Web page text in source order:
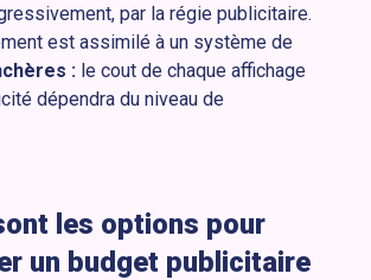
par la régie publicitaire.
est assimilé à un système de
: le cout de chaque affichage
dépendra du niveau de
les options pour
un budget publicitaire